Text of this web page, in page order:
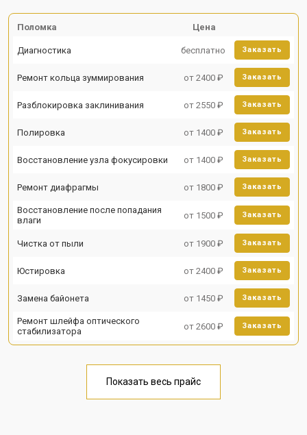
Поломка Цена
Диагностика бесплатно Заказать
Ремонт кольца зуммирования от 2400 ₽ Заказать
Разблокировка заклинивания от 2550 ₽ Заказать
Полировка от 1400 ₽ Заказать
Восстановление узла фокусировки от 1400 ₽ Заказать
Ремонт диафрагмы от 1800 ₽ Заказать
Восстановление после попадания
влаги
от 1500 ₽ Заказать
Чистка от пыли от 1900 ₽ Заказать
Юстировка от 2400 ₽ Заказать
Замена байонета от 1450 ₽ Заказать
Ремонт шлейфа оптического
стабилизатора
от 2600 ₽ Заказать
Показать весь прайс